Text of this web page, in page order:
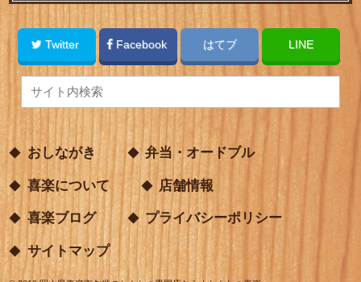
Twitter Facebook はてブ LINE
おしながき 弁当・オードブル
喜楽について 店舗情報
喜楽ブログ プライバシーポリシー
サイトマップ